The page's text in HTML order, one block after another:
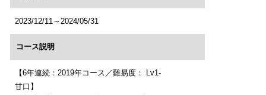
2023/12/11～2024/05/31
コース説明
【6年連続：2019年コース／難易度： Lv1-
甘口】